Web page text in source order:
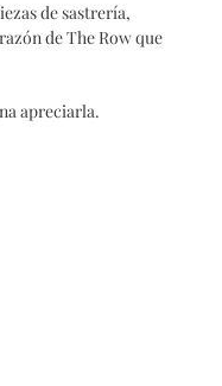
de sastrería,
de The Row que
apreciarla.